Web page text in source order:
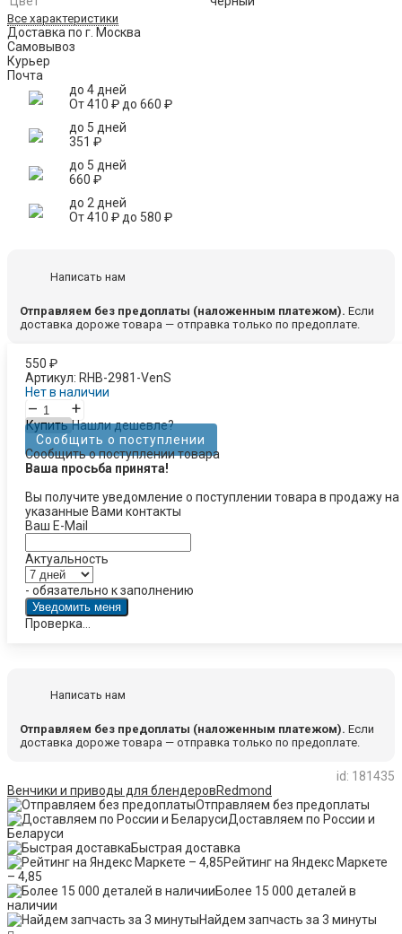
Все характеристики
Доставка по г. Москва
Самовывоз
Курьер
Почта
до 4 дней
От410 ₽до 660 ₽
до 5 дней
351 ₽
до 5 дней
660 ₽
до 2 дней
От410 ₽до 580 ₽
Написать нам
Отправляем без предоплаты (наложенным платежом). Если
доставка дороже товара — отправка только по предоплате.
550 ₽
Артикул: RHB-2981-VenS
Нет в наличии
– +
Купить Нашли дешевле?
Сообщить о поступлении
Сообщить о поступлении товара
Ваша просьба принята!
Вы получите уведомление о поступлении товара в продажу на
указанные Вами контакты
Ваш E-Mail
Актуальность
- обязательно к заполнению
Проверка...
Написать нам
Отправляем без предоплаты (наложенным платежом). Если
доставка дороже товара — отправка только по предоплате.
id: 181435
Венчики и приводы для блендеровRedmond
Отправляем без предоплаты
Доставляем по России и
Беларуси
Быстрая доставка
Рейтинг на Яндекс Маркете
– 4,85
Более 15 000 деталей в
наличии
Найдем запчасть за 3 минуты